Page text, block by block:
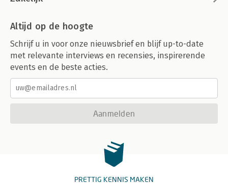
Altijd op de hoogte
Schrijf u in voor onze nieuwsbrief en blijf up-to-date
met relevante interviews en recensies, inspirerende
events en de beste acties.
Aanmelden
PRETTIG KENNIS MAKEN